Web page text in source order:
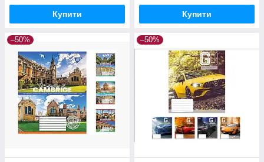
Купити Купити
–50% –50%